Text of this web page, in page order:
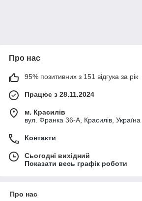
Про нас
95% позитивних з 151 відгука за рік
Працює з 28.11.2024
м. Красилів
вул. Франка 36-А, Красилів, Україна
Контакти
Сьогодні вихідний
Показати весь графік роботи
Про нас